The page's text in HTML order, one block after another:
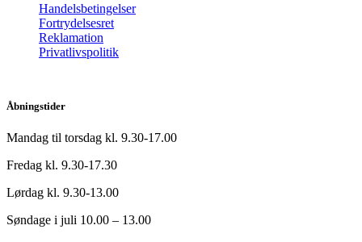
Handelsbetingelser
Fortrydelsesret
Reklamation
Privatlivspolitik
Åbningstider
Mandag til torsdag kl. 9.30-17.00
Fredag kl. 9.30-17.30
Lørdag kl. 9.30-13.00
Søndage i juli 10.00 – 13.00